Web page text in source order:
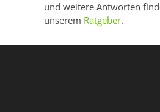
und weitere Antworten
unserem Ratgeber.